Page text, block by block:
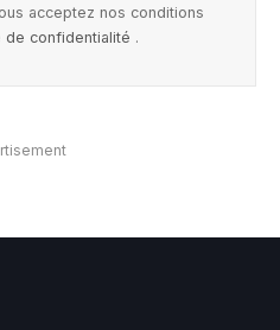
acceptez nos conditions
de confidentialité .